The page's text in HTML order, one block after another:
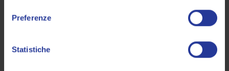
Preferenze
Statistiche
Autorizzo il trattamento dei miei dati personali nel modo e per gli
scopi indicati nell'Informativa sulla